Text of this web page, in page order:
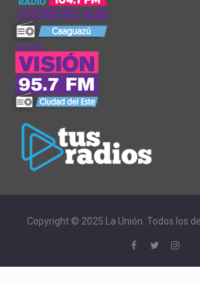
Copyright © 2025 La Unión. Todos los